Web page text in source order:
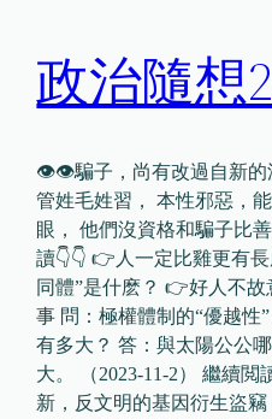
政治隨想
👁👁騙子，尚有改過自新的
管姓毛姓習， 本性邪惡，
眼， 他們沒資格和騙子比
讀👇👇 👉人一定比雞更有
同體”是什麽？ 👉好人不
事 問：極權體制的“優越性
有多大？ 答：與太陽公公
大。 （2023-11-2） 繼續閲
新，反文明的基因衍生盜